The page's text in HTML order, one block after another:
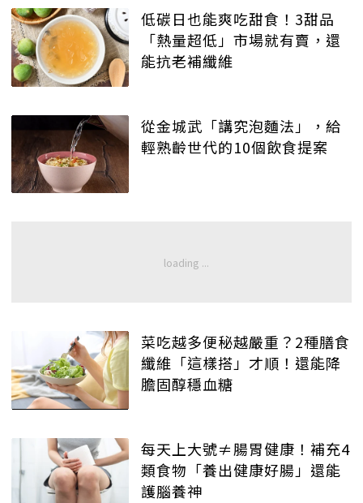
低碳日也能爽吃甜食！3甜品
「熱量超低」市場就有賣，還
能抗老補纖維
從金城武「講究泡麵法」，給
輕熟齡世代的10個飲食提案
菜吃越多便秘越嚴重？2種膳食
纖維「這樣搭」才順！還能降
膽固醇穩血糖
每天上大號≠腸胃健康！補充4
類食物「養出健康好腸」還能
護腦養神